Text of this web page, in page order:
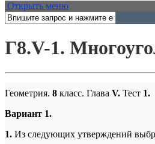
Открыть меню
Г8.V-1.
Геометрия. 8 класс. Глава V. Тест 1.
Вариант 1.
1. Из следующих утверждений